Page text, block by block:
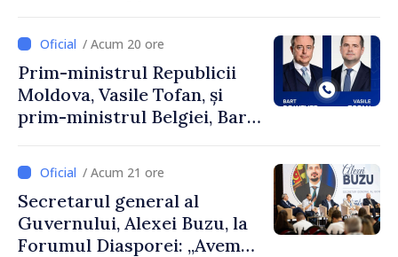
/ Acum 20 ore
Prim-ministrul Republicii
Moldova, Vasile Tofan, și
prim-ministrul Belgiei, Bart
despre parcursul european
al Republicii Moldova.
/ Acum 21 ore
Secretarul general al
Guvernului, Alexei Buzu, la
Forumul Diasporei: „Avem